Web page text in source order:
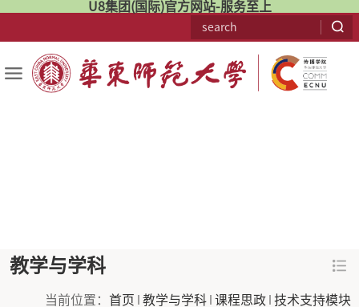
U8集团(国际)官方网站-服务至上
教学与学科
当前位置： 首页 教学与学科 课程思政 技术支持模块